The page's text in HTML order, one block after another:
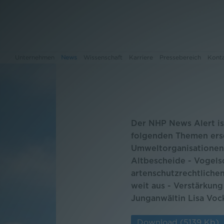
News Karriere Pressebereich
Der NHP News Alert
folgenden Themen
Altbescheide -
weit aus -
Junganwältin Lisa
Download (5139 Kb)